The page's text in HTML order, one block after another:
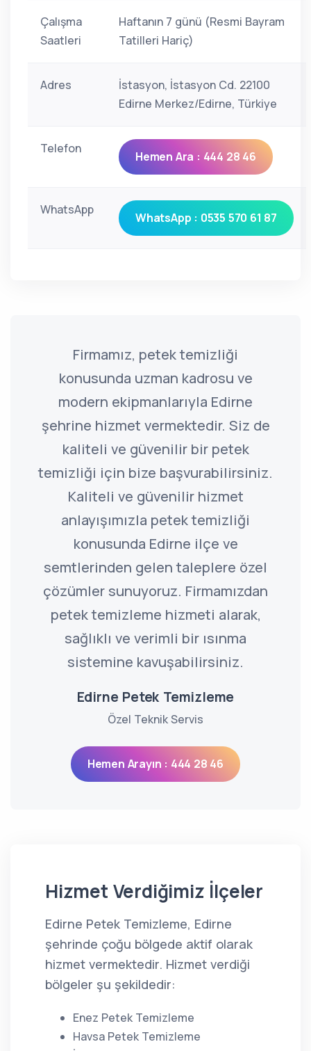
Çalışma
Saatleri
Haftanın 7 günü (Resmi Bayram
Tatilleri Hariç)
Adres
İstasyon, İstasyon Cd. 22100
Edirne Merkez/Edirne, Türkiye
Telefon
Hemen Ara : 444 28 46
WhatsApp
WhatsApp : 0535 570 61 87
Firmamız, petek temizliği
konusunda uzman kadrosu ve
modern ekipmanlarıyla Edirne
şehrine hizmet vermektedir. Siz de
kaliteli ve güvenilir bir petek
temizliği için bize başvurabilirsiniz.
Kaliteli ve güvenilir hizmet
anlayışımızla petek temizliği
konusunda Edirne ilçe ve
semtlerinden gelen taleplere özel
çözümler sunuyoruz. Firmamızdan
petek temizleme hizmeti alarak,
sağlıklı ve verimli bir ısınma
sistemine kavuşabilirsiniz.
Edirne Petek Temizleme
Özel Teknik Servis
Hemen Arayın : 444 28 46
Hizmet Verdiğimiz İlçeler
Edirne Petek Temizleme, Edirne
şehrinde çoğu bölgede aktif olarak
hizmet vermektedir. Hizmet verdiği
bölgeler şu şekildedir:
Enez Petek Temizleme
Havsa Petek Temizleme